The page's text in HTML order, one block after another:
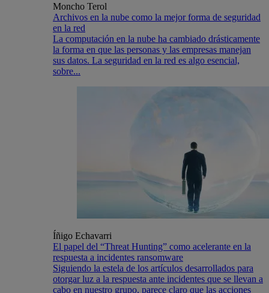
Moncho Terol
Archivos en la nube como la mejor forma de seguridad
en la red
La computación en la nube ha cambiado drásticamente
la forma en que las personas y las empresas manejan
sus datos. La seguridad en la red es algo esencial,
sobre...
Íñigo Echavarri
El papel del “Threat Hunting” como acelerante en la
respuesta a incidentes ransomware
Siguiendo la estela de los artículos desarrollados para
otorgar luz a la respuesta ante incidentes que se llevan a
cabo en nuestro grupo, parece claro que las acciones